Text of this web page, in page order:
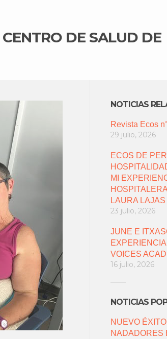
DE SALUD DE
NOTICIAS
Revista Ecos
29 julio, 2026
ECOS DE
MI
LAURA LAJAS
23 julio, 2026
JUNE E
VOICES
16 julio, 2026
NOTICIAS
NUEVO
NADADORES